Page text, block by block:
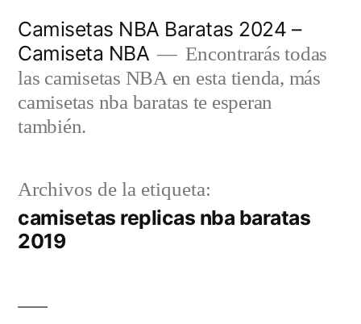
contenido
Camisetas NBA Baratas 2024 –
Camiseta NBA
Encontrarás todas
las camisetas NBA en esta tienda, más
camisetas nba baratas te esperan
también.
Archivos de la etiqueta:
camisetas replicas nba baratas
2019